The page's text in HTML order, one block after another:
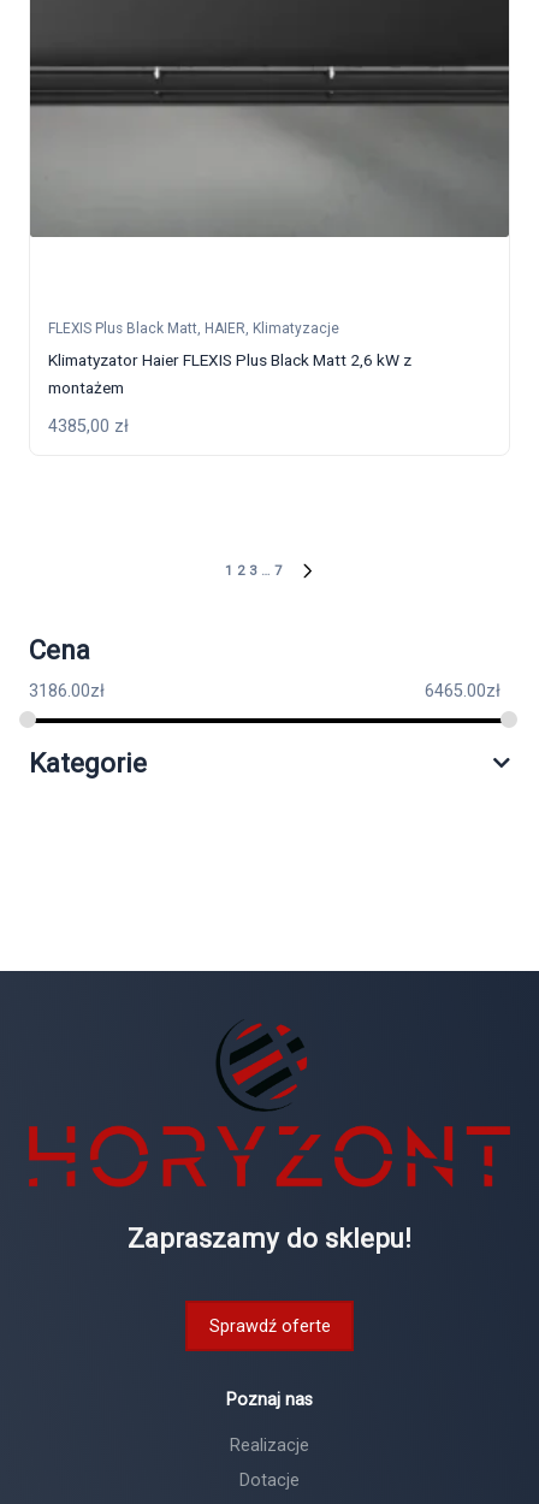
FLEXIS Plus Black Matt HAIER Klimatyzacje
Klimatyzator Haier FLEXIS Plus Black Matt 2,6 kW z
montażem
4385,00 zł
1 2 3 … 7
Cena
3186.00zł 6465.00zł
Kategorie
Zapraszamy do sklepu!
Sprawdź oferte
Poznaj nas
Realizacje
Dotacje